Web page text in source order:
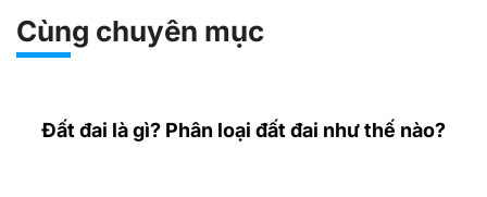
Cùng chuyên mục
Đất đai là gì? Phân loại đất đai như thế nào?